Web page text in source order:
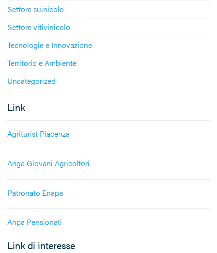
Settore suinicolo
Settore vitivinicolo
Tecnologie e Innovazione
Territorio e Ambiente
Uncategorized
Link
Agriturist Piacenza
Anga Giovani Agricoltori
Patronato Enapa
Anpa Pensionati
Link di interesse